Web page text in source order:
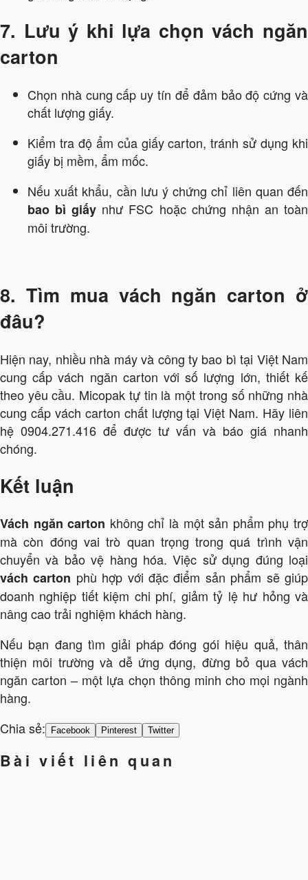
7. Lưu ý khi lựa chọn vách ngăn
carton
Chọn nhà cung cấp uy tín để đảm bảo độ cứng và
chất lượng giấy.
Kiểm tra độ ẩm của giấy carton, tránh sử dụng khi
giấy bị mềm, ẩm mốc.
Nếu xuất khẩu, cần lưu ý chứng chỉ liên quan đến
bao bì giấy như FSC hoặc chứng nhận an toàn
môi trường.
8. Tìm mua vách ngăn carton ở
đâu?
Hiện nay, nhiều nhà máy và công ty bao bì tại Việt Nam
cung cấp vách ngăn carton với số lượng lớn, thiết kế
theo yêu cầu. Micopak tự tin là một trong số những nhà
cung cấp vách carton chất lượng tại Việt Nam. Hãy liên
hệ 0904.271.416 để được tư vấn và báo giá nhanh
chóng.
Kết luận
Vách ngăn carton không chỉ là một sản phẩm phụ trợ
mà còn đóng vai trò quan trọng trong quá trình vận
chuyển và bảo vệ hàng hóa. Việc sử dụng đúng loại
vách carton phù hợp với đặc điểm sản phẩm sẽ giúp
doanh nghiệp tiết kiệm chi phí, giảm tỷ lệ hư hỏng và
nâng cao trải nghiệm khách hàng.
Nếu bạn đang tìm giải pháp đóng gói hiệu quả, thân
thiện môi trường và dễ ứng dụng, đừng bỏ qua vách
ngăn carton – một lựa chọn thông minh cho mọi ngành
hàng.
Chia sẻ:
Facebook Pinterest Twitter
Bài viết liên quan